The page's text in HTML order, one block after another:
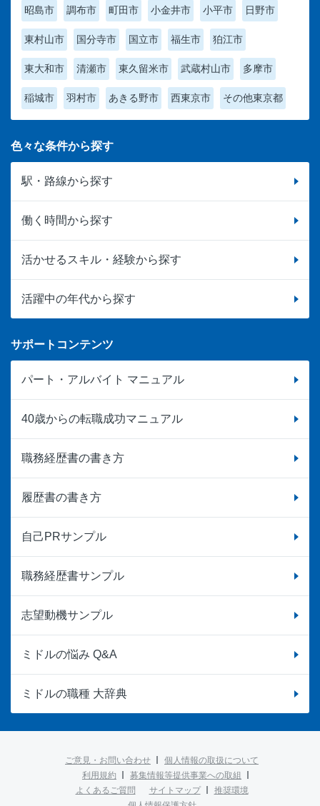
昭島市 調布市 町田市 小金井市 小平市 日野市
東村山市 国分寺市 国立市 福生市 狛江市
東大和市 清瀬市 東久留米市 武蔵村山市 多摩市
稲城市 羽村市 あきる野市 西東京市 その他東京都
色々な条件から探す
駅・路線から探す
働く時間から探す
活かせるスキル・経験から探す
活躍中の年代から探す
サポートコンテンツ
パート・アルバイト マニュアル
40歳からの転職成功マニュアル
職務経歴書の書き方
履歴書の書き方
自己PRサンプル
職務経歴書サンプル
志望動機サンプル
ミドルの悩み Q&A
ミドルの職種 大辞典
ご意見・お問い合わせ
個人情報の取扱について
利用規約
募集情報等提供事業への取組
よくあるご質問
サイトマップ
推奨環境